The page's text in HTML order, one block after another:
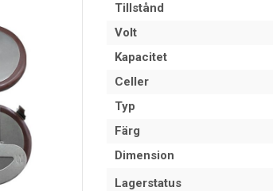
Tillstånd
Volt
Kapacitet
Celler
Typ
Färg
Dimension
Lagerstatus